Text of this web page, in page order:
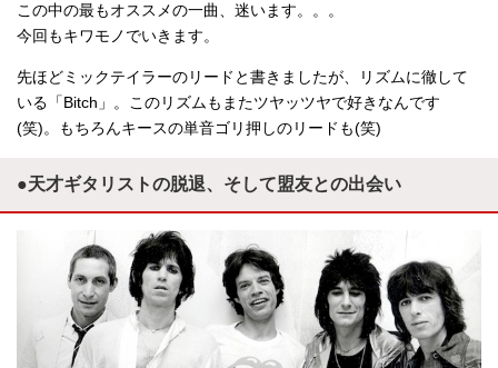
この中の最もオススメの一曲、迷います。。。
今回もキワモノでいきます。
先ほどミックテイラーのリードと書きましたが、リズムに徹して
いる「Bitch」。このリズムもまたツヤッツヤで好きなんです
(笑)。もちろんキースの単音ゴリ押しのリードも(笑)
●天才ギタリストの脱退、そして盟友との出会い